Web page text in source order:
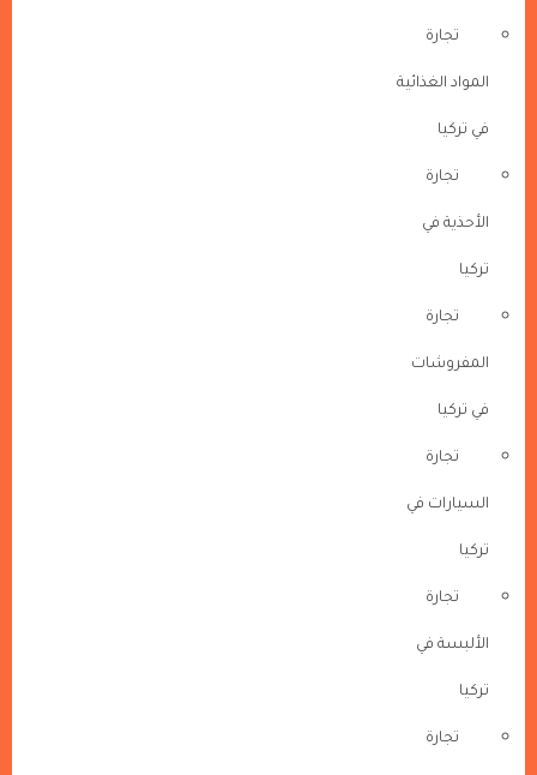
تجارة
المواد الغذائية
في تركيا
تجارة
الأحذية في
تركيا
تجارة
المفروشات
في تركيا
تجارة
السيارات في
تركيا
تجارة
الألبسة في
تركيا
تجارة